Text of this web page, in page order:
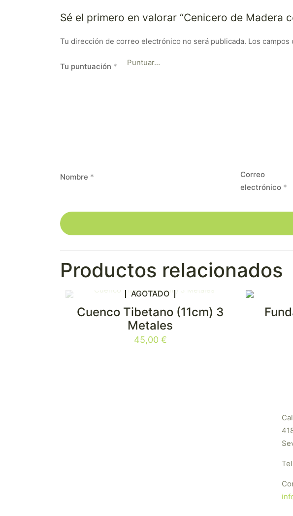
Sé el primero en valorar “Cenicero de Madera
Tu dirección de correo electrónico no será publicada. Los campos
Tu puntuación *
Nombre *
Correo
electrónico *
Productos relacionados
AGOTADO
Cuenco Tibetano (11cm) 3
Metales
45,00 €